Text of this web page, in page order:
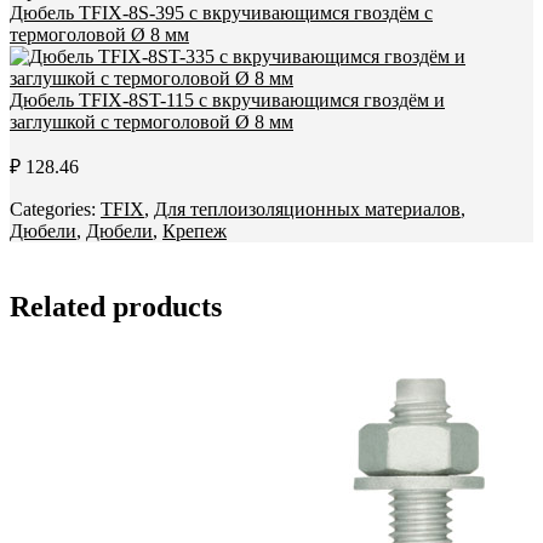
Дюбель TFIX-8S-395 с вкручивающимся гвоздём с
термоголовой Ø 8 мм
Дюбель TFIX-8ST-115 с вкручивающимся гвоздём и
заглушкой с термоголовой Ø 8 мм
₽ 128.46
Categories: TFIX, Для теплоизоляционных материалов,
Дюбели, Дюбели, Крепеж
Related products